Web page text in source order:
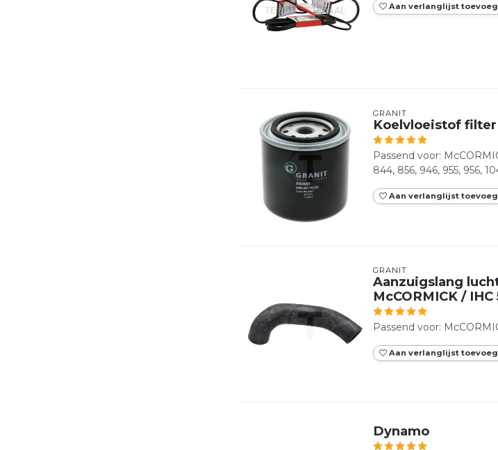
Aan verlanglijst
GRANIT
Koelvloeistof filter
Passend voor:
844, 856, 946, 955, 956,
Aan verlanglijst
GRANIT
Aanzuigslang
McCORMICK /
Passend voor:
Aan verlanglijst
Dynamo